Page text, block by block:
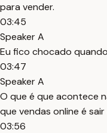
para vender.
03:45
Speaker A
Eu fico chocado
03:47
Speaker A
O que é que acontece
que vendas online é
03:56